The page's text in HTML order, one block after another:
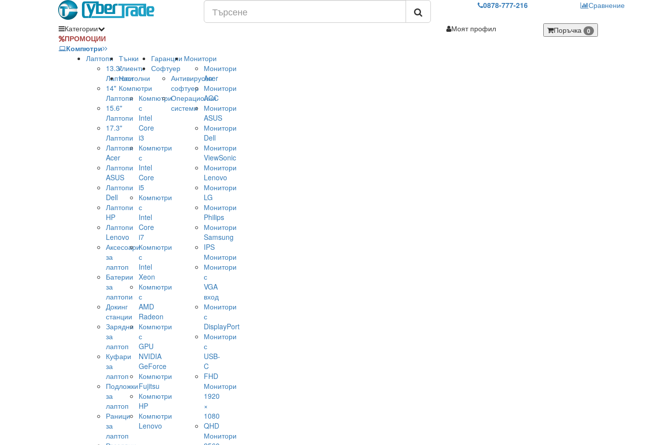
0878-777-216 Сравнение
Категории
ПРОМОЦИИ
Компютри
Лаптопи
13.3"
Лаптопи
14"
Лаптопи
15.6"
Лаптопи
17.3"
Лаптопи
Лаптопи
Acer
Лаптопи
ASUS
Лаптопи
Dell
Лаптопи
HP
Лаптопи
Lenovo
Аксесоари
за
лаптоп
Батерии
за
лаптопи
Докинг
станции
Зарядни
за
лаптоп
Куфари
за
лаптоп
Подложки
за
лаптоп
Раници
за
лаптоп
Тънки
клиенти
Настолни
Компютри
Компютри
с
Intel
Core
i3
Компютри
с
Intel
Core
i5
Компютри
с
Intel
Core
i7
Компютри
с
Intel
Xeon
Компютри
с
AMD
Radeon
Компютри
с
GPU
NVIDIA
GeForce
Компютри
Fujitsu
Компютри
HP
Компютри
Lenovo
Гаранции
Софтуер
Антивирусен
софтуер
Операционни
системи
Монитори
Монитори
Acer
Монитори
AOC
Монитори
ASUS
Монитори
Dell
Монитори
ViewSonic
Монитори
Lenovo
Монитори
LG
Монитори
Philips
Монитори
Samsung
IPS
Монитори
Монитори
с
VGA
вход
Монитори
с
DisplayPort
Монитори
с
USB-
C
FHD
Монитори
1920
×
1080
QHD
Монитори
Моят профил Поръчка 0